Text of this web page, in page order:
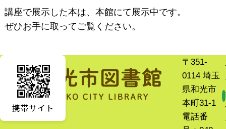
講座で展示した本は、本館にて展示中です。
ぜひお手に取ってご覧ください。
〒351-
0114 埼玉
県和光市
本町31-1
電話番